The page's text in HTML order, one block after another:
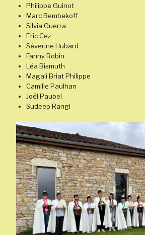
Philippe Guinot
Marc Bembekoff
Silvia Guerra
Eric Cez
Séverine Hubard
Fanny Robin
Léa Bismuth
Magali Briat Philippe
Camille Paulhan
Joël Paubel
Sudeep Rangi